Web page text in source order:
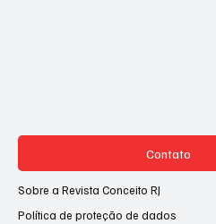
Contato
Sobre a Revista Conceito RJ
Política de proteção de dados